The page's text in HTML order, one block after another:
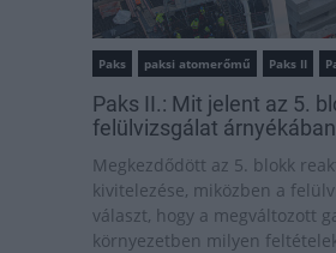
Paks paksi atomerőmű Paks II
Paks II.: Mit jelent az 5.
felülvizsgálat
Megkezdődött az 5. blokk
kivitelezése, miközben a
választ, hogy a megváltozott
környezetben milyen